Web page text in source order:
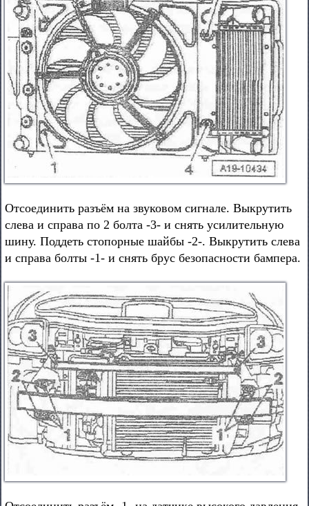
Отсоединить разъём на звуковом сигнале. Выкрутить
слева и справа по 2 болта -3- и снять усилительную
шину. Поддеть стопорные шайбы -2-. Выкрутить слева
и справа болты -1- и снять брус безопасности бампера.